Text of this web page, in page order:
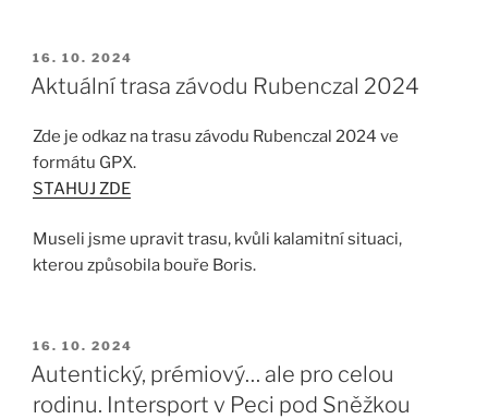
PUBLIKOVÁNO
16. 10. 2024
Aktuální trasa závodu Rubenczal 2024
Zde je odkaz na trasu závodu Rubenczal 2024 ve
formátu GPX.
STAHUJ ZDE
Museli jsme upravit trasu, kvůli kalamitní situaci,
kterou způsobila bouře Boris.
PUBLIKOVÁNO
16. 10. 2024
Autentický, prémiový… ale pro celou
rodinu. Intersport v Peci pod Sněžkou